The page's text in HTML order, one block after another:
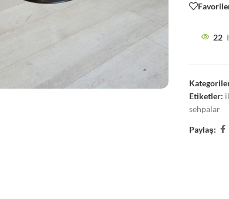
22
Etiketler:
sehpalar
Paylaş: